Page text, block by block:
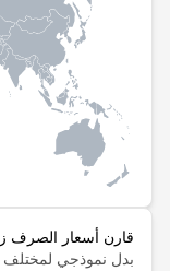
قارن أسعار الصرف
بدل نموذجي لمختلف